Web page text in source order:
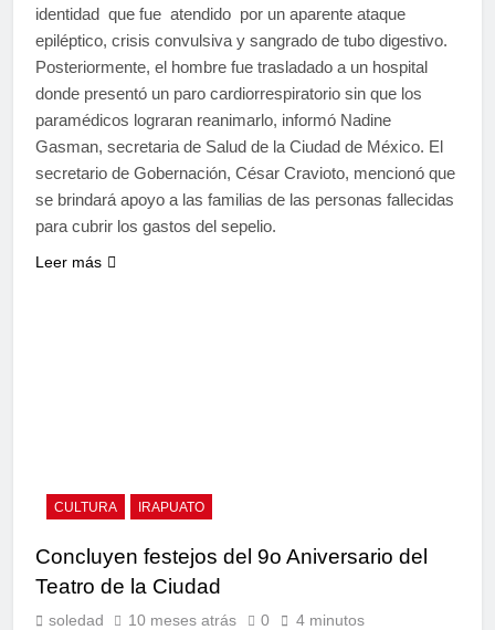
identidad que fue atendido por un aparente ataque
epiléptico, crisis convulsiva y sangrado de tubo digestivo.
Posteriormente, el hombre fue trasladado a un hospital
donde presentó un paro cardiorrespiratorio sin que los
paramédicos lograran reanimarlo, informó Nadine
Gasman, secretaria de Salud de la Ciudad de México. El
secretario de Gobernación, César Cravioto, mencionó que
se brindará apoyo a las familias de las personas fallecidas
para cubrir los gastos del sepelio.
Leer más
CULTURA IRAPUATO
Concluyen festejos del 9o Aniversario del
Teatro de la Ciudad
soledad 10 meses atrás 0 4 minutos